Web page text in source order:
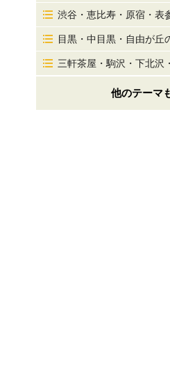
渋谷・恵比寿・原宿・表
目黒・中目黒・自由が丘
三軒茶屋・駒沢・下北沢
他のテーマ